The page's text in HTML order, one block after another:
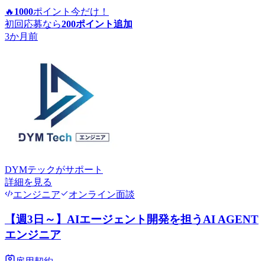
🔥 1000ポイント 今だけ！
初回応募なら200ポイント追加
3か月前
DYMテックがサポート
詳細を見る
エンジニア
オンライン面談
【週3日～】AIエージェント開発を担うAI AGENT
エンジニア